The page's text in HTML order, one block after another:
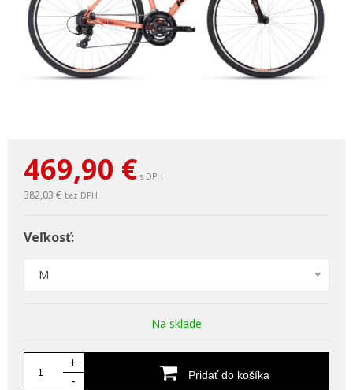
469,90 € s DPH
382,03 € bez DPH
Veľkosť:
M
Na sklade
+
-
Pridať do košíka